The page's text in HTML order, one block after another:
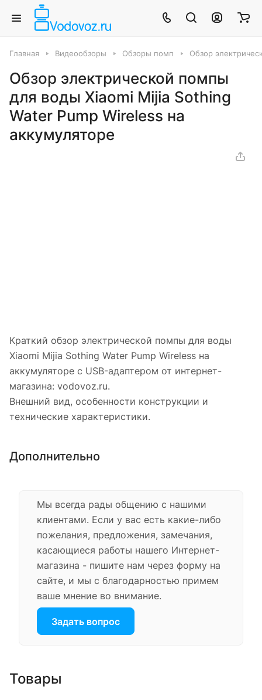
Главная Видеообзоры Обзоры помп Обзор
Обзор электрической помпы
для воды Xiaomi Mijia Sothing
Water Pump Wireless на
аккумуляторе
Краткий обзор электрической помпы для воды
Xiaomi Mijia Sothing Water Pump Wireless на
аккумуляторе с USB-адаптером от интернет-
магазина: vodovoz.ru.
Внешний вид, особенности конструкции и
технические характеристики.
Дополнительно
Мы всегда рады общению с нашими
клиентами. Если у вас есть какие-либо
пожелания, предложения, замечания,
касающиеся работы нашего Интернет-
магазина - пишите нам через форму на
сайте, и мы с благодарностью примем
ваше мнение во внимание.
Задать вопрос
Товары